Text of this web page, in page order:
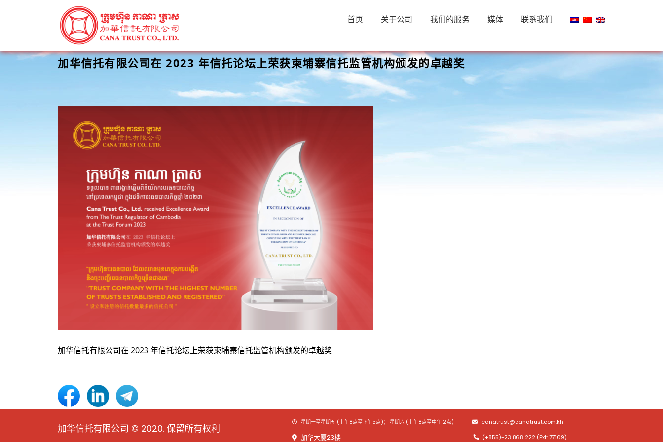
首页 关于公司 我们的服务 媒体 联系我们
加华信托有限公司在 2023 年信托论坛上荣获柬埔寨信托监管机构颁发的卓越奖
加华信托有限公司在 2023 年信托论坛上荣获柬埔寨信托监管机构颁发的卓越奖
加华信托有限公司 © 2020. 保留所有权利.
星期一至星期五 (上午8点至下午5点)； 星期六 (上午8点至中午12点) canatrust@canatrust.com.kh
加华大厦23楼 .(+855)-23 868 222 (Ext: 77109)